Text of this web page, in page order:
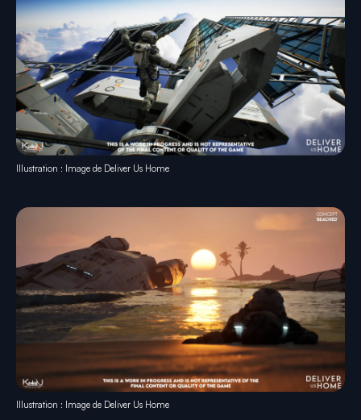
Illustration : Image de Deliver Us Home
Illustration : Image de Deliver Us Home